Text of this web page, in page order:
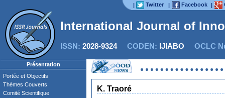
| Twitter | Facebook |
International Journal of
ISSN: 2028-9324CODEN: IJIABO OCLC
Présentation
Portée et Objectifs
Thèmes Couverts
Comité Scientifique
K. Traoré